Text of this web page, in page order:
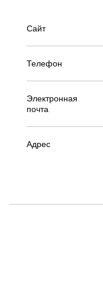
Сайт
Телефон
Электронная
почта
Адрес